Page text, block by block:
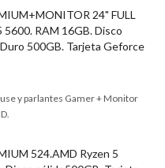
24" FULL
5600. RAM 16GB. Disco
500GB. Tarjeta Geforce
y parlantes Gamer + Monitor
524.AMD Ryzen 5